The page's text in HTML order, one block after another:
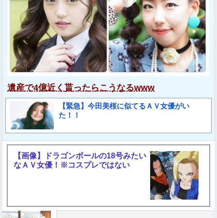
遺産で4億近く貰ったらこうなるwww
【緊急】今田美桜に似てるＡＶ女優がい
た！！
【画像】ドラゴンボールの18号みたい
なＡＶ女優！※コスプレではない